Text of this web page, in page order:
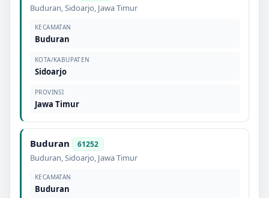
Buduran,Sidoarjo, Jawa Timur
KECAMATAN
Buduran
KOTA/KABUPATEN
Sidoarjo
PROVINSI
Jawa Timur
Buduran 61252
Buduran,Sidoarjo, Jawa Timur
KECAMATAN
Buduran